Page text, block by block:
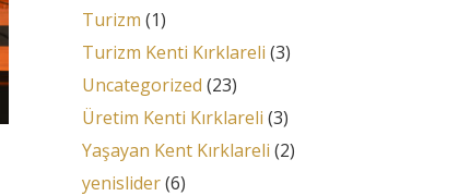
Turizm (1)
Turizm Kenti Kırklareli (3)
Uncategorized (23)
Üretim Kenti Kırklareli (3)
Yaşayan Kent Kırklareli (2)
yenislider(6)